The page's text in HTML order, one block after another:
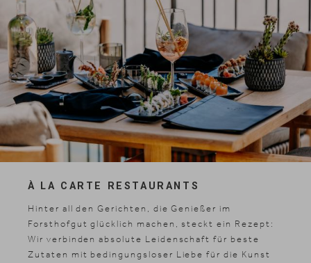
À LA CARTE RESTAURANTS
Hinter all den Gerichten, die Genießer im
Forsthofgut glücklich machen, steckt ein Rezept:
Wir verbinden absolute Leidenschaft für beste
Zutaten mit bedingungsloser Liebe für die Kunst